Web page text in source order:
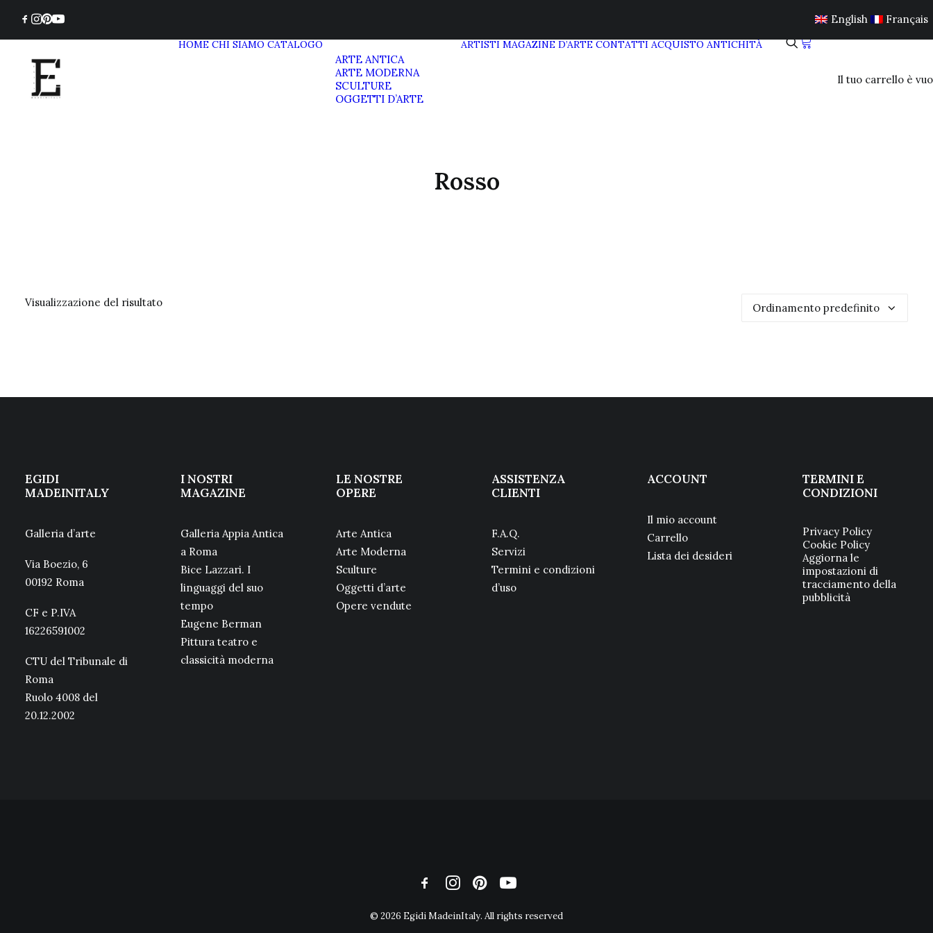
English Français
HOME CHI SIAMO CATALOGO
ARTE ANTICA
ARTE MODERNA
SCULTURE
OGGETTI D’ARTE
ARTISTI MAGAZINE D’ARTE CONTATTI ACQUISTO ANTICHITÀ
Il tuo carrello è
Rosso
Visualizzazione del risultato
EGIDI
MADEINITALY
Galleria d’arte
Via Boezio, 6
00192 Roma
CF e P.IVA
16226591002
CTU del Tribunale di
Roma
Ruolo 4008 del
20.12.2002
I NOSTRI
MAGAZINE
Galleria Appia Antica
a Roma
Bice Lazzari. I
linguaggi del suo
tempo
Eugene Berman
Pittura teatro e
classicità moderna
LE NOSTRE
OPERE
Arte Antica
Arte Moderna
Sculture
Oggetti d’arte
Opere vendute
ASSISTENZA
CLIENTI
F.A.Q.
Servizi
Termini e condizioni
d’uso
ACCOUNT
Il mio account
Carrello
Lista dei desideri
TERMINI E
CONDIZIONI
Privacy Policy
Cookie Policy
Aggiorna le
impostazioni di
tracciamento della
pubblicità
© 2026 Egidi MadeinItaly. All rights reserved